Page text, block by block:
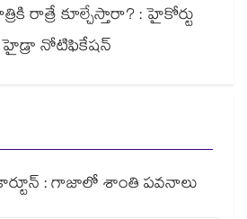
రాత్రే కూల్చేస్తారా? : హైకోర్టు
హైడ్రా నోటిఫికేషన్
: గాజాలో శాంతి పవనాలు